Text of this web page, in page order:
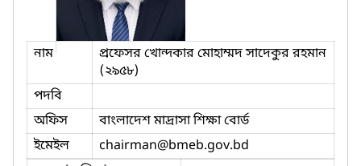
নাম
প্রফেসর খোন্দকার মোহাম্মদ সাদেকুর রহমান
(২৯৫৮)
পদবি
অফিস
বাংলাদেশ মাদ্রাসা শিক্ষা বোর্ড
ইমেইল
chairman@bmeb.gov.bd